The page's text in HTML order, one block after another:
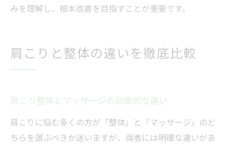
みを理解し、根本改善を目指すことが重要です。
肩こりと整体の違いを徹底比較
肩こり整体とマッサージの効果的な違い
肩こりに悩む多くの方が「整体」と「マッサージ」のど
ちらを選ぶべきか迷いますが、両者には明確な違いがあ